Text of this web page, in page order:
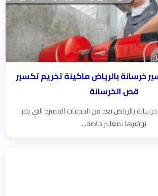
خرسانة بالرياض ماكينة تخريم تكسير
قص الخرسانة
بالرياض تعد من الخدمات المميزة التي يتم
توفيرها بمعايير خاصة...